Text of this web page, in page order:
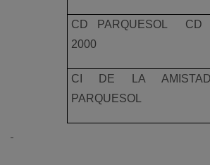
CD PARQUESOL  CD
2000
CI DE LA
PARQUESOL